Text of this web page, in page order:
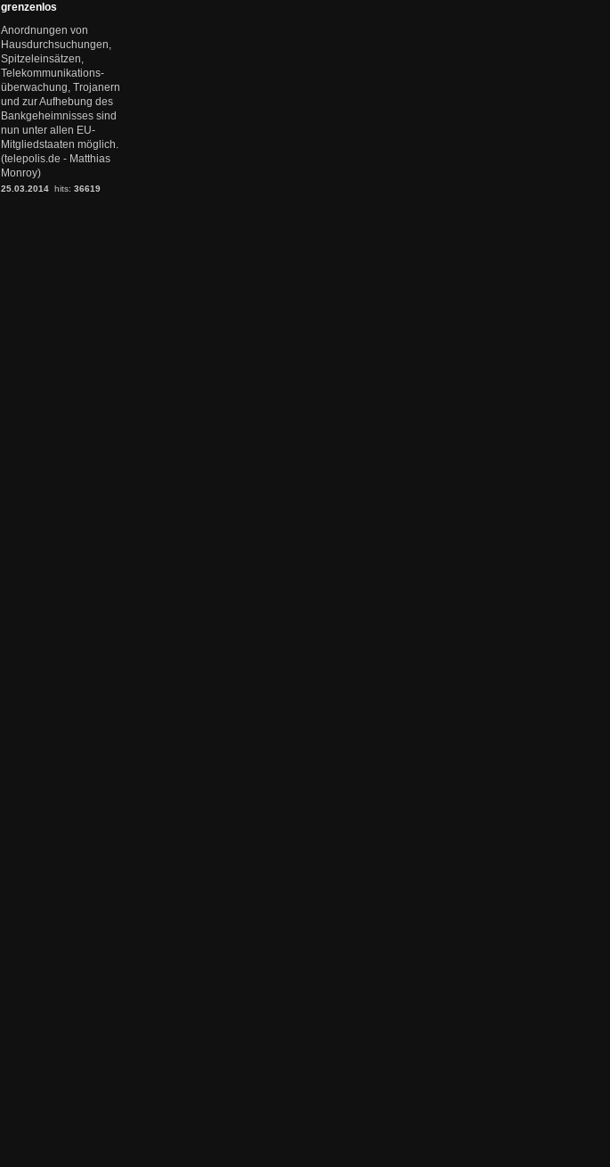
grenzenlos
Anordnungen von
Hausdurchsuchungen,
Spitzeleinsätzen,
Telekommunikations-
überwachung, Trojanern
und zur Aufhebung des
Bankgeheimnisses sind
nun unter allen EU-
Mitgliedstaaten möglich.
(telepolis.de - Matthias
Monroy)
25.03.2014 hits: 36619